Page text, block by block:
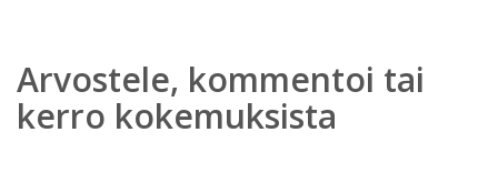
Arvostele, kommentoi tai
kerro kokemuksista